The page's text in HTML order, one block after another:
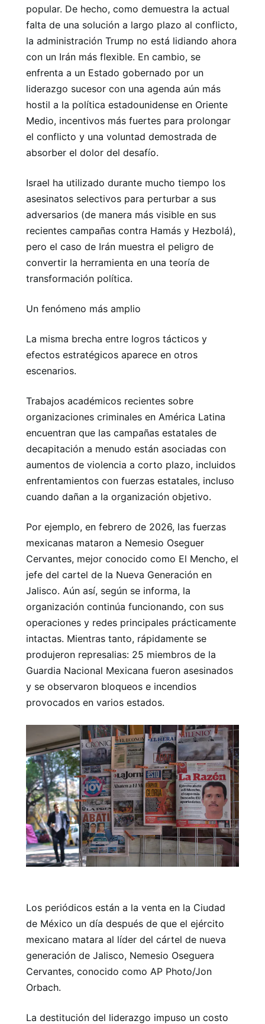
popular. De hecho, como demuestra la actual
falta de una solución a largo plazo al conflicto,
la administración Trump no está lidiando ahora
con un Irán más flexible. En cambio, se
enfrenta a un Estado gobernado por un
liderazgo sucesor con una agenda aún más
hostil a la política estadounidense en Oriente
Medio, incentivos más fuertes para prolongar
el conflicto y una voluntad demostrada de
absorber el dolor del desafío.
Israel ha utilizado durante mucho tiempo los
asesinatos selectivos para perturbar a sus
adversarios (de manera más visible en sus
recientes campañas contra Hamás y Hezbolá),
pero el caso de Irán muestra el peligro de
convertir la herramienta en una teoría de
transformación política.
Un fenómeno más amplio
La misma brecha entre logros tácticos y
efectos estratégicos aparece en otros
escenarios.
Trabajos académicos recientes sobre
organizaciones criminales en América Latina
encuentran que las campañas estatales de
decapitación a menudo están asociadas con
aumentos de violencia a corto plazo, incluidos
enfrentamientos con fuerzas estatales, incluso
cuando dañan a la organización objetivo.
Por ejemplo, en febrero de 2026, las fuerzas
mexicanas mataron a Nemesio Oseguer
Cervantes, mejor conocido como El Mencho, el
jefe del cartel de la Nueva Generación en
Jalisco. Aún así, según se informa, la
organización continúa funcionando, con sus
operaciones y redes principales prácticamente
intactas. Mientras tanto, rápidamente se
produjeron represalias: 25 miembros de la
Guardia Nacional Mexicana fueron asesinados
y se observaron bloqueos e incendios
provocados en varios estados.
Los periódicos están a la venta en la Ciudad
de México un día después de que el ejército
mexicano matara al líder del cártel de nueva
generación de Jalisco, Nemesio Oseguera
Cervantes, conocido como AP Photo/Jon
Orbach.
La destitución del liderazgo impuso un costo